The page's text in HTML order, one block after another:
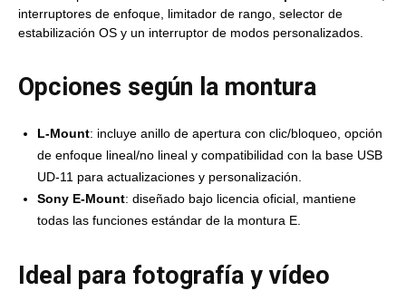
interruptores de enfoque, limitador de rango, selector de
estabilización OS y un interruptor de modos personalizados.
Opciones según la montura
L-Mount: incluye anillo de apertura con clic/bloqueo, opción
de enfoque lineal/no lineal y compatibilidad con la base USB
UD-11 para actualizaciones y personalización.
Sony E-Mount: diseñado bajo licencia oficial, mantiene
todas las funciones estándar de la montura E.
Ideal para fotografía y vídeo